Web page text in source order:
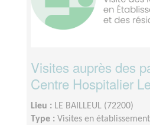
Visites auprès des
Centre Hospitalier
Lieu : LE BAILLEUL (72200)
Type : Visites en établissement